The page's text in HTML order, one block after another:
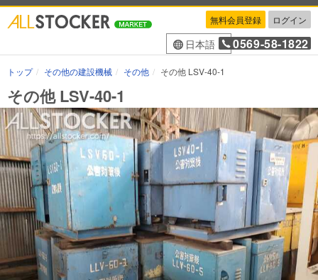
無料会員登録 ログイン
日本語 0569-58-1822
トップ その他の建設機械 その他 その他 LSV-40-1
その他 LSV-40-1